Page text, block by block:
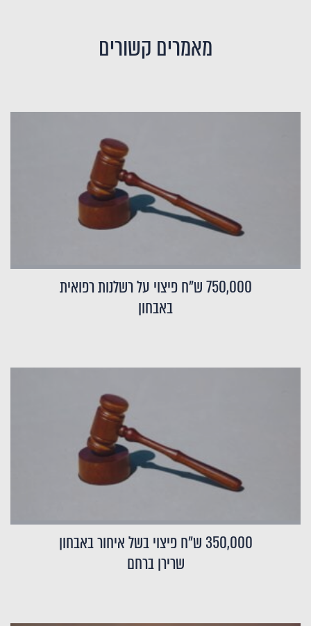
מאמרים קשורים
750,000 ש"ח פיצוי על רשלנות רפואית
באבחון
350,000 ש"ח פיצוי בשל איחור באבחון
שרירן ברחם